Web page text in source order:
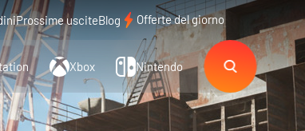
Prossime usciteBlog Offerte del giorno
Xbox Nintendo